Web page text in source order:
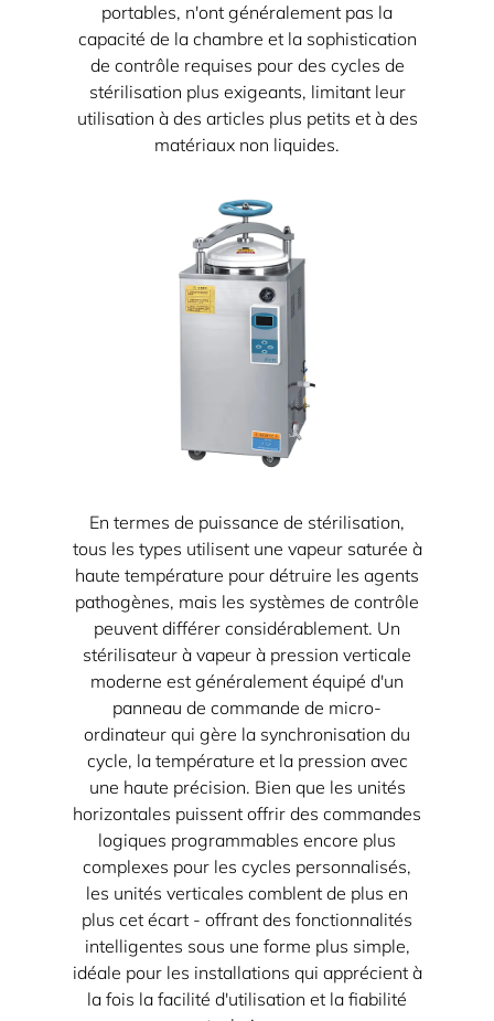
portables, n'ont généralement pas la
capacité de la chambre et la sophistication
de contrôle requises pour des cycles de
stérilisation plus exigeants, limitant leur
utilisation à des articles plus petits et à des
matériaux non liquides.
En termes de puissance de stérilisation,
tous les types utilisent une vapeur saturée à
haute température pour détruire les agents
pathogènes, mais les systèmes de contrôle
peuvent différer considérablement. Un
stérilisateur à vapeur à pression verticale
moderne est généralement équipé d'un
panneau de commande de micro-
ordinateur qui gère la synchronisation du
cycle, la température et la pression avec
une haute précision. Bien que les unités
horizontales puissent offrir des commandes
logiques programmables encore plus
complexes pour les cycles personnalisés,
les unités verticales comblent de plus en
plus cet écart - offrant des fonctionnalités
intelligentes sous une forme plus simple,
idéale pour les installations qui apprécient à
la fois la facilité d'utilisation et la fiabilité